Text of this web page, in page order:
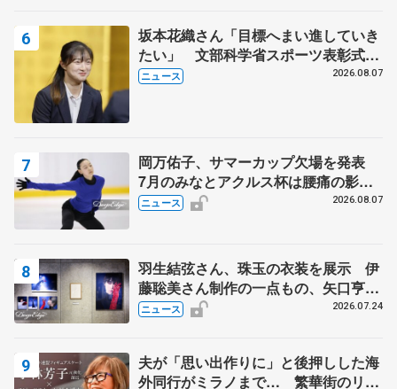
坂本花織さん「目標へまい進していき
たい」 文部科学省スポーツ表彰式で
代表謝辞
ニュース 2026.08.07
岡万佑子、サマーカップ欠場を発表
7月のみなとアクルス杯は腰痛の影響
で
ニュース 2026.08.07
羽生結弦さん、珠玉の衣装を展示 伊
藤聡美さん制作の一点もの、矢口亨さ
んが撮影
ニュース 2026.07.24
夫が「思い出作りに」と後押しした海
外同行がミラノまで… 繁華街のリン